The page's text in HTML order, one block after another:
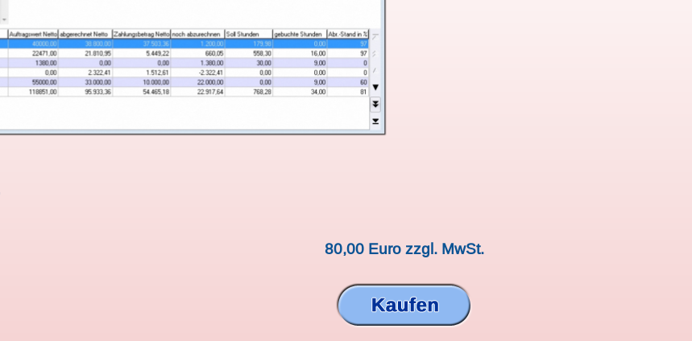
80,00 Euro zzgl. MwSt.